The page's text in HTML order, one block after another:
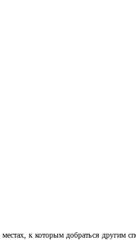
к которым добраться другим